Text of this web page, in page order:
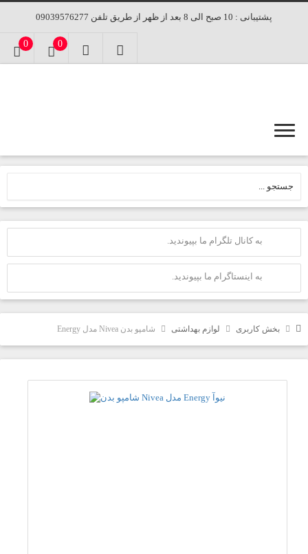
پشتیبانی : 10 صبح الی 8 بعد از ظهر از طریق تلفن 09039576277
0 0
به کانال تلگرام ما بپیوندید.
به اینستاگرام ما بپیوندید.
بخش کاربری لوازم بهداشتی شامپو بدن Nivea مدل Energy